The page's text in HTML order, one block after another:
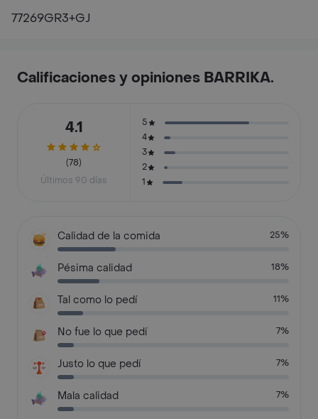
77269GR3+GJ
Calificaciones y opiniones BARRIKA.
4.1
(78)
Últimos 90 días
5
4
3
2
1
Calidad de la comida 25%
Pésima calidad 18%
Tal como lo pedí 11%
No fue lo que pedí 7%
Justo lo que pedí 7%
Mala calidad 7%